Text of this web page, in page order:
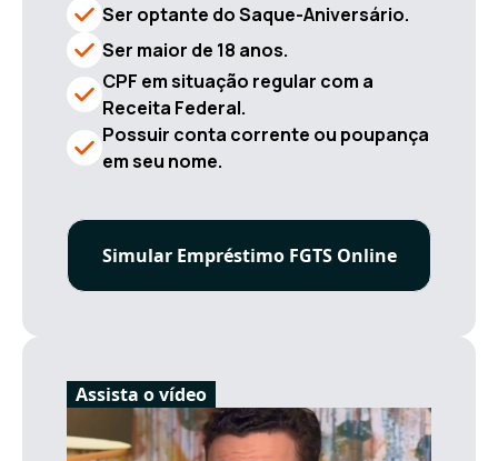
Ser optante do Saque-Aniversário.
Ser maior de 18 anos.
CPF em situação regular com a
Receita Federal.
Possuir conta corrente ou poupança
em seu nome.
Simular Empréstimo FGTS Online
Assista o vídeo